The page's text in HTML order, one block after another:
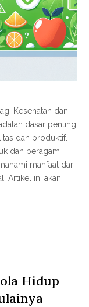
Kesehatan dan
dasar penting
dan produktif.
dan beragam
manfaat dari
Artikel ini akan
Hidup